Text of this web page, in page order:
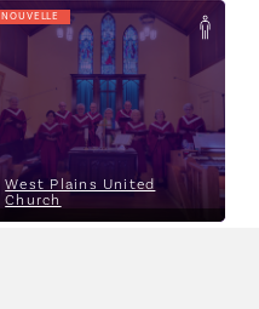
West Plains United
Church
NOUVELLE
West Plains United Church